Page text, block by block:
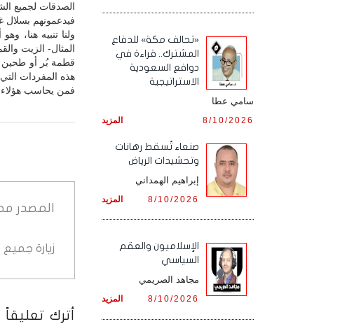
فيدعمونهم بسلال
ولنا تنبيه هنا،
المثال- الزيت
قطمة بُر أو
هذه المفردات
فمن يحاسب هؤلاء
المصدر
زيارة
أترك تعليقاً
«تحالف مكة» للدفاع
المشترك.. قراءة في
دوافع السعودية
الاستراتيجية
سامي عطا
المزيد 8/10/2026
صنعاء تُسقط رهانات
وتحشيدات الرياض
إبراهيم الهمداني
المزيد 8/10/2026
الإسلاميون والعقم
السياسي
مجاهد الصريمي
المزيد 8/10/2026